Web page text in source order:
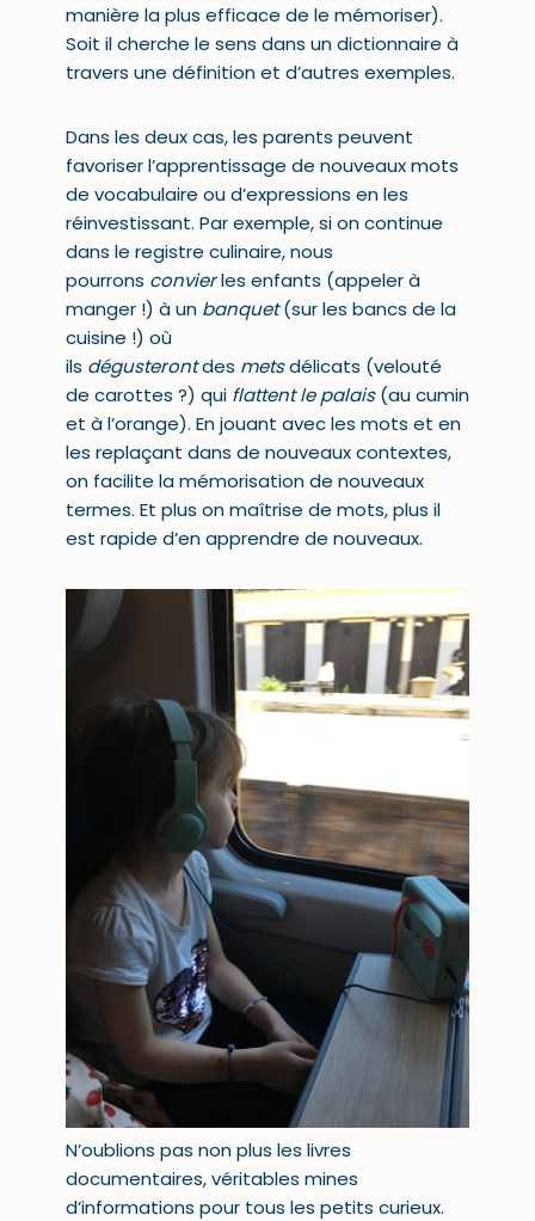
manière la plus efficace de le mémoriser).
Soit il cherche le sens dans un dictionnaire à
travers une définition et d’autres exemples.
Dans les deux cas, les parents peuvent
favoriser l’apprentissage de nouveaux mots
de vocabulaire ou d’expressions en les
réinvestissant. Par exemple, si on continue
dans le registre culinaire, nous
pourrons convierles enfants (appeler à
manger !) à un banquet(sur les bancs de la
cuisine !) où
ils dégusterontdes metsdélicats (velouté
de carottes ?) qui flattent le palais(au cumin
et à l’orange). En jouant avec les mots et en
les replaçant dans de nouveaux contextes,
on facilite la mémorisation de nouveaux
termes. Et plus on maîtrise de mots, plus il
est rapide d’en apprendre de nouveaux.
N’oublions pas non plus les livres
documentaires, véritables mines
d’informations pour tous les petits curieux.